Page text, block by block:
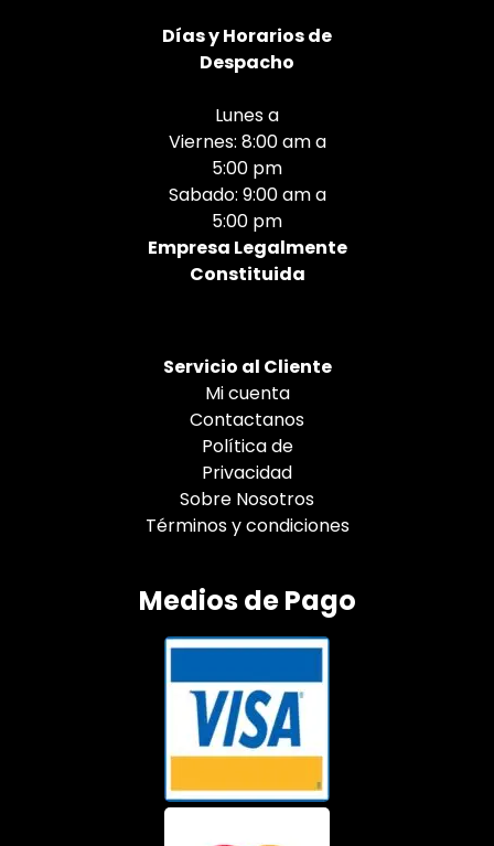
Díasy Horarios de
Despacho
Lunes a
Viernes: 8:00 am a
5:00 pm
Sabado: 9:00 am a
5:00 pm
Empresa Legalmente
Constituida
Servicio al Cliente
Mi cuenta
Contactanos
Política de
Privacidad
Sobre Nosotros
Términos y condiciones
Medios de Pago